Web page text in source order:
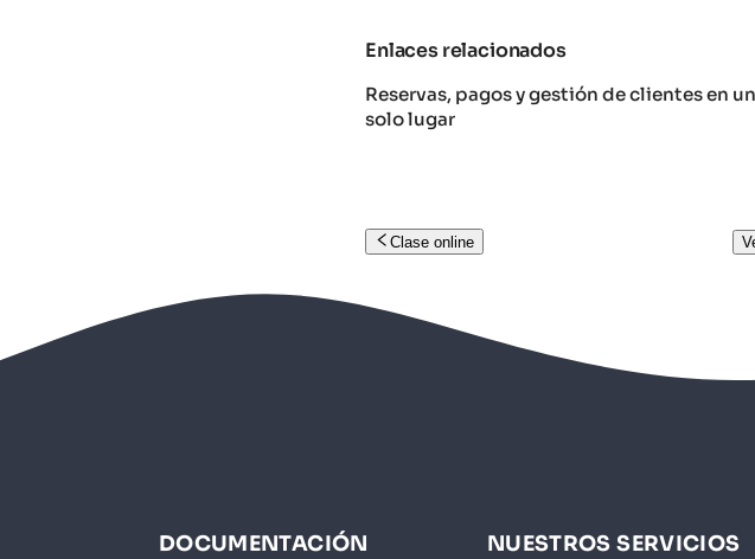
Enlaces relacionados
Reservas, pagos y gestión de clientes en un
solo lugar
Clase online
DOCUMENTACIÓN NUESTROS SERVICIOS